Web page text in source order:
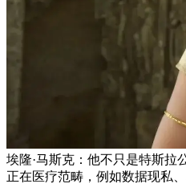
埃隆·马斯克：他不只是特斯拉
正在医疗范畴，例如数据现私